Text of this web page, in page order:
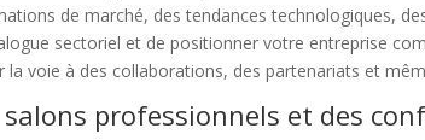
de marché, des tendances technologiques,
sectoriel et de positionner votre entreprise
la voie à des collaborations, des partenariats et
professionnels et des